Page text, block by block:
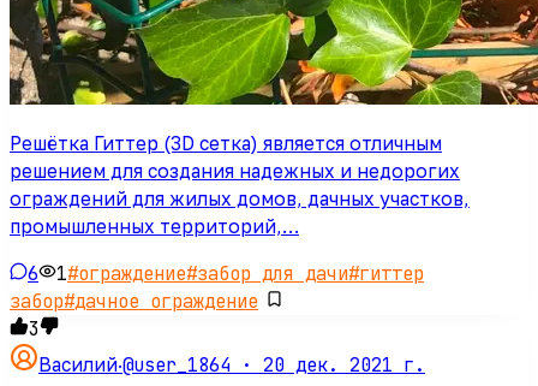
Решётка Гиттер (3D сетка) является отличным
решением для создания надежных и недорогих
ограждений для жилых домов, дачных участков,
промышленных территорий,…
6 1#ограждение#забор для дачи#гиттер
забор#дачное ограждение
3
Василий·@user_1864 · 20 дек. 2021 г.